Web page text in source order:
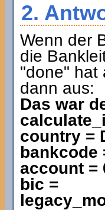
2.
Wenn der
die
"done" hat
dann aus:
Das war
country =
bankcode
account =
bic =